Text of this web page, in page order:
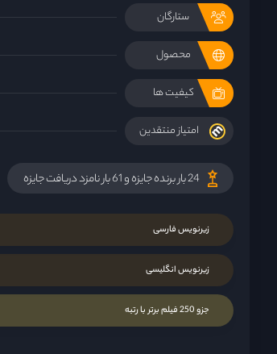
ستارگان
محصول
کیفیت ها
امتیاز منتقدین
24 بار برنده جایزه و 61 بار نامزد دریافت جایزه
زیرنویس فارسی
زیرنویس انگلیسی
جزو 250 فیلم برتر با رتبه